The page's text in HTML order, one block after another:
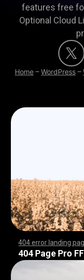
features free
Optional Cloud
Home – WordPress –
404 error landing
,,,,,,,,,,,,,,,,,,,,,,
,,,,,,,,,,,,,,,,,,,,,,
,,,,,,,,,,,,,,,,,,,,,,
,,,,,,,,,,,,,,,,,,,,,,
,,,,,,,,,,,,,,,,,,,,,,
,,,,,,,,,,,,,,,,,,,,,,
,,,,,,,,,,,,,,,,,,,,,,
,,,,,,,,,,,,,,,,,,,,,,
404 Page Pro